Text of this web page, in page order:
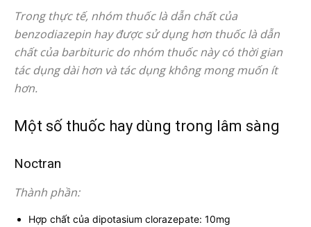
Trong thực tế, nhóm thuốc là dẫn chất của
benzodiazepin hay được sử dụng hơn thuốc là dẫn
chất của barbituric do nhóm thuốc này có thời gian
tác dụng dài hơn và tác dụng không mong muốn ít
hơn.
Một số thuốc hay dùng trong lâm sàng
Noctran
Thành phần:
Hợp chất của dipotasium clorazepate: 10mg